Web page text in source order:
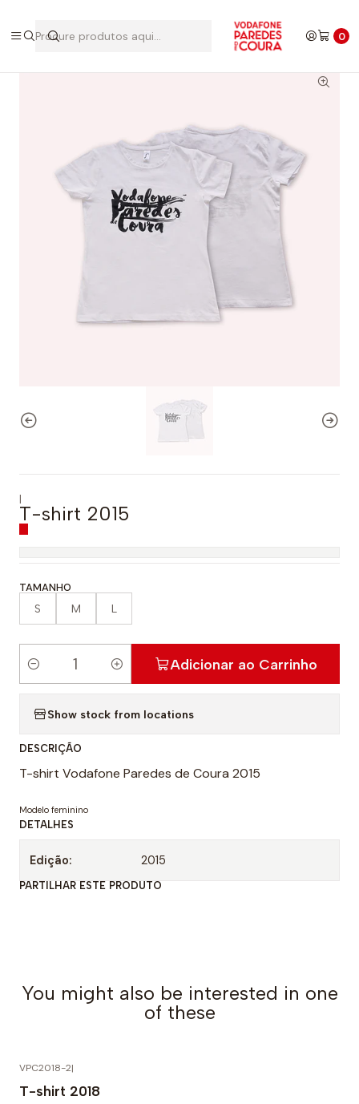
0
|
T-shirt 2015
TAMANHO
S M L
a
d
Adicionar ao Carrinho
Show stock from locations
DESCRIÇÃO
T-shirt Vodafone Paredes de Coura 2015
Modelo feminino
DETALHES
Edição: 2015
PARTILHAR ESTE PRODUTO
You might also be interested in one
of these
VPC2018-2|
T-shirt 2018